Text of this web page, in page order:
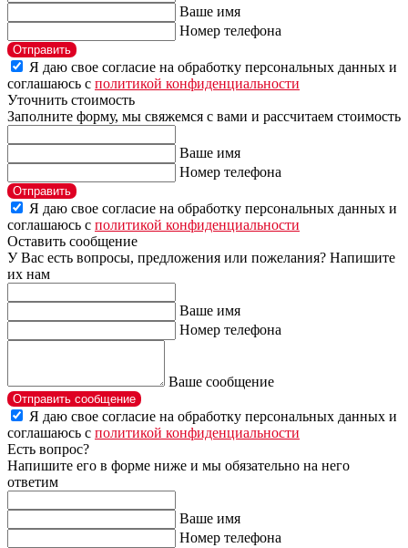
Ваше имя
Номер телефона
Отправить
Я даю свое согласие на обработку персональных данных и
соглашаюсь с политикой конфиденциальности
Уточнить стоимость
Заполните форму, мы свяжемся с вами и рассчитаем стоимость
Ваше имя
Номер телефона
Отправить
Я даю свое согласие на обработку персональных данных и
соглашаюсь с политикой конфиденциальности
Оставить сообщение
У Вас есть вопросы, предложения или пожелания? Напишите
их нам
Ваше имя
Номер телефона
Ваше сообщение
Отправить сообщение
Я даю свое согласие на обработку персональных данных и
соглашаюсь с политикой конфиденциальности
Есть вопрос?
Напишите его в форме ниже и мы обязательно на него
ответим
Ваше имя
Номер телефона